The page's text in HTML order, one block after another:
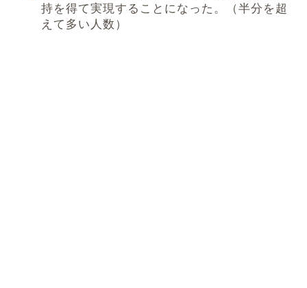
持を得て実現することになった。（半分を超
えて多い人数）